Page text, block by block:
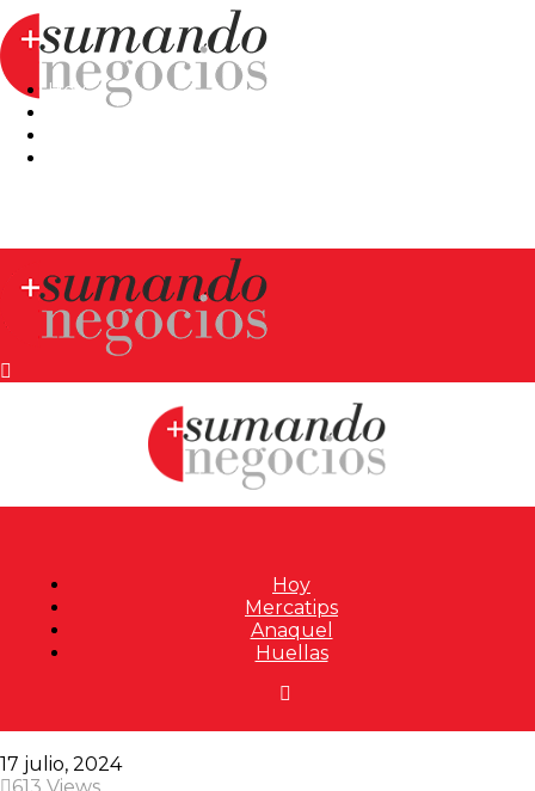
Hoy
Mercatips
Hoy
Mercatips
Anaquel
Huellas
17 julio, 2024